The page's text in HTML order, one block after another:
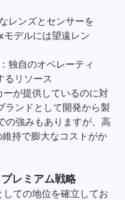
レンズとセンサーを
デルには望遠レン
独自のオペレーティ
るリソース
が提供しているのに対
ランドとして開発から製
の強みもありますが、高
持で膨大なコストがか
レミアム戦略
ての地位を確立してお